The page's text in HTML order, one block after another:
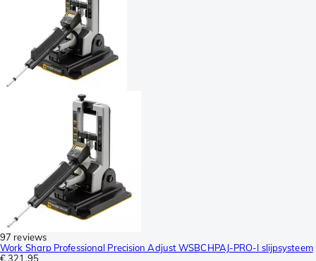
97 reviews
Work Sharp Professional Precision Adjust WSBCHPAJ-PRO-I slijpsysteem
€ 321,95